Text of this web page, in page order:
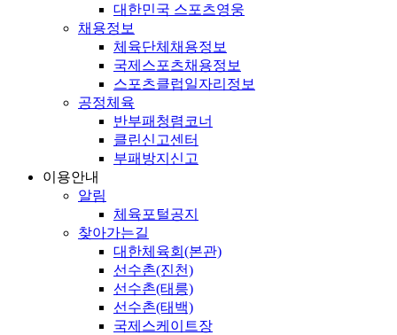
대한민국 스포츠영웅
채용정보
체육단체채용정보
국제스포츠채용정보
스포츠클럽일자리정보
공정체육
반부패청렴코너
클린신고센터
부패방지신고
이용안내
알림
체육포털공지
찾아가는길
대한체육회(본관)
선수촌(진천)
선수촌(태릉)
선수촌(태백)
국제스케이트장